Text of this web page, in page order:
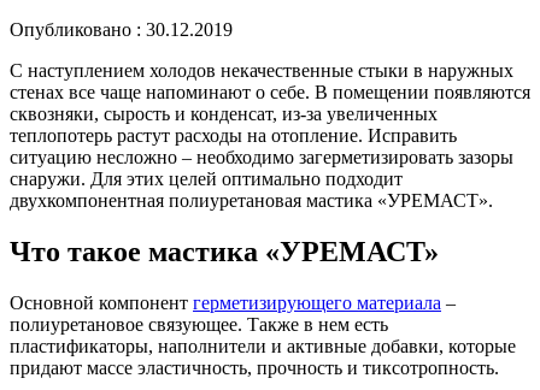
Опубликовано : 30.12.2019
С наступлением холодов некачественные стыки в наружных
стенах все чаще напоминают о себе. В помещении появляются
сквозняки, сырость и конденсат, из-за увеличенных
теплопотерь растут расходы на отопление. Исправить
ситуацию несложно – необходимо загерметизировать зазоры
снаружи. Для этих целей оптимально подходит
двухкомпонентная полиуретановая мастика «УРЕМАСТ».
Что такое мастика «УРЕМАСТ»
Основной компонент герметизирующего материала –
полиуретановое связующее. Также в нем есть
пластификаторы, наполнители и активные добавки, которые
придают массе эластичность, прочность и тиксотропность.